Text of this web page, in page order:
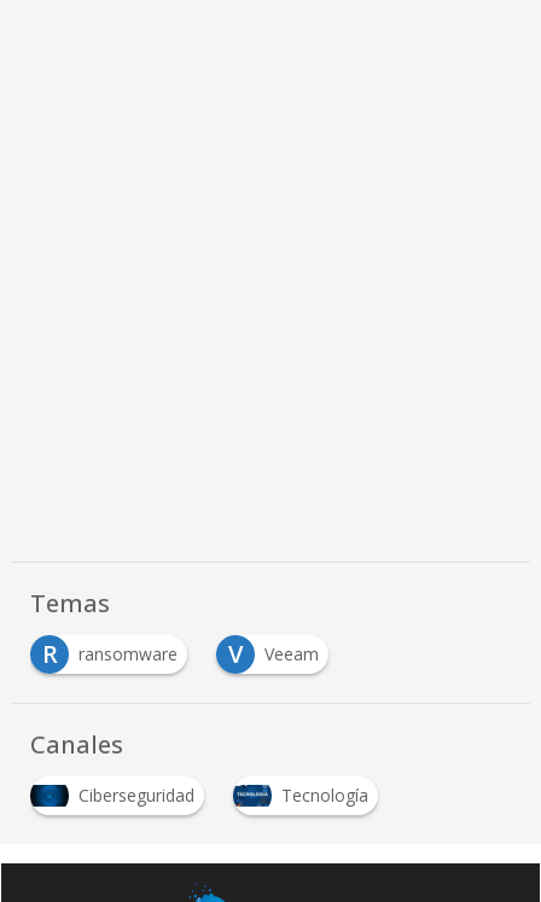
Temas
R
ransomware V Veeam
Canales
Ciberseguridad Tecnología